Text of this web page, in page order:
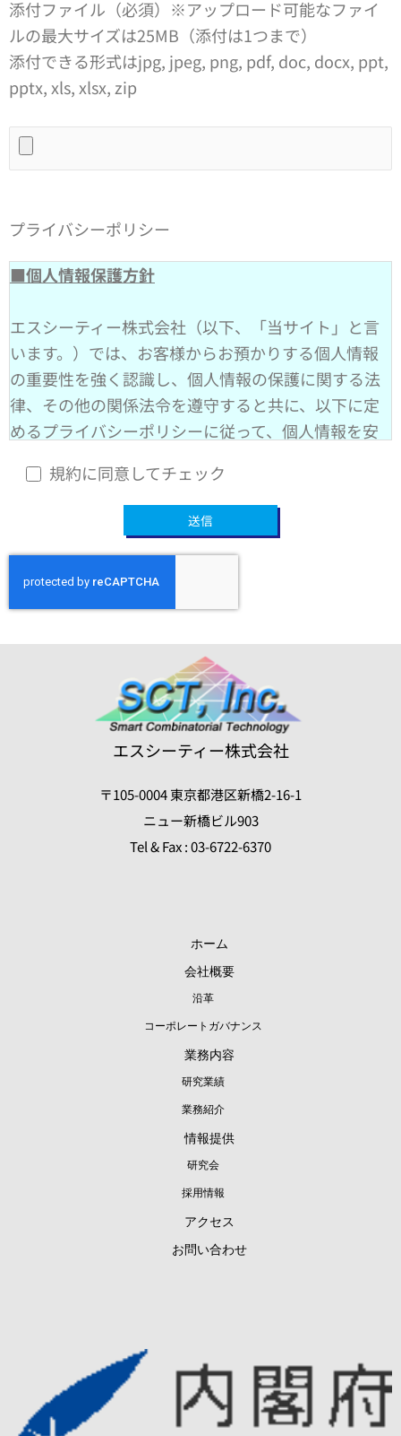
添付ファイル（必須）※アップロード可能なファイ
ルの最大サイズは25MB（添付は1つまで）
添付できる形式はjpg, jpeg, png, pdf, doc, docx, ppt,
pptx, xls, xlsx, zip
プライバシーポリシー
■個人情報保護方針
エスシーティー株式会社（以下、「当サイト」と言
います。）では、お客様からお預かりする個人情報
の重要性を強く認識し、個人情報の保護に関する法
律、その他の関係法令を遵守すると共に、以下に定
めるプライバシーポリシーに従って、個人情報を安
本プライバシーポリシーにおいて、個人情報とは生
存する個人に関する情報であって、氏名、生年月
日、住所、電話番号、メールアドレス等、特定の個
人を識別することができるものをいいます。
お客様からお預かりした個人情報は、不正アクセ
ス、紛失、漏えい等が起こらないよう、慎重かつ適
切に管理します。
個人情報の利用目的
当サイトでは、お客様からのお問い合わせやサービ
スへのお申し込み等を通じて、お客様の氏名、生年
お客様からのお問い合わせ等に対応するため。
お客様からお申し込みいただいたサービス等の提供
メールマガジン等の配信、セミナーやイベントのご
当サイトが実施するアンケートへのご協力のお願い
商品や景品、プレゼント等の発送のため。
個人を識別できない形で統計データを作成し、当サ
お客様からお預かりした個人情報を、個人情報保護
法その他の法令に基づき開示が認められる場合を除
き、ご本人様の同意を得ずに第三者に提供すること
規約に同意してチェック
エスシーティー株式会社
〒105-0004 東京都港区新橋2-16-1
ニュー新橋ビル903
Tel & Fax : 03-6722-6370
ホーム
会社概要
沿革
コーポレートガバナンス
業務内容
研究業績
業務紹介
情報提供
研究会
採用情報
アクセス
お問い合わせ